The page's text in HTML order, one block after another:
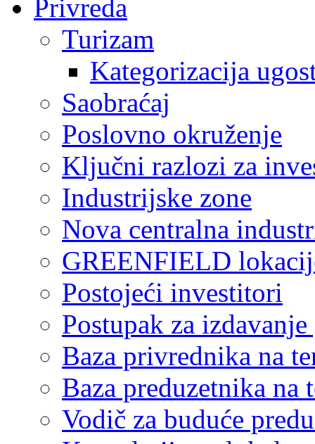
Privreda
Turizam
Kategorizacija
Saobraćaj
Poslovno okruženje
Ključni razlozi za
Industrijske zone
Nova centralna
GREENFIELD
Postojeći investitori
Postupak za
Baza privrednika na
Baza preduzetnika
Vodič za buduće